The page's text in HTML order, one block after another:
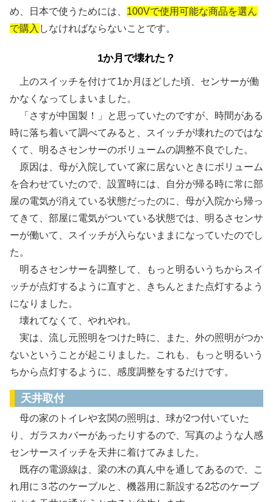
め、日本で使うためには、 100Vで使用可能な商品を選ん
で購入 しなければならないことです。
1か月で壊れた？
上のスイッチを付けて1か月ほどした頃、センサーが働
かなくなってしまいました。
「さすが中国製！」と思っていたのですが、時間がある
時に落ち着いて調べてみると、スイッチが壊れたのではな
くて、明るさセンサーのボリュームの調整不良でした。
原因は、母が入院していて家に居ないときにボリューム
を合わせていたので、設置時には、自分が帰る時に常に部
屋の電気が消えている状態だったのに、母が入院から帰っ
てきて、部屋に電気がついている状態では、明るさセンサ
ーが働いて、スイッチが入らないままになっていたのでし
た。
明るさセンサーを調整して、もっと明るいうちからスイ
ッチが点灯するように直すと、きちんとまた点灯するよう
になりました。
壊れてなくて、やれやれ。
実は、流し元照明をつけた時に、また、外の照明がつか
ないということが起こりました。これも、もっと明るいう
ちから点灯するように、感度調整をするだけです。
天井取付
母の家のトイレや玄関の照明は、球が2つ付いていた
り、ガラスカバーがあったりするので、写真のような人感
センサースイッチを天井に着けてみました。
既存の電源線は、梁の木の真ん中を通してあるので、こ
れ用に３芯のケーブルと、機器用に新設する2芯のケーブ